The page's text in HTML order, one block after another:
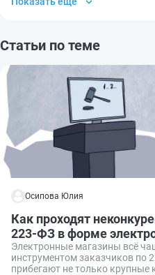
Статьи по теме
Осипова Юлия
Как проходят
223-ФЗ в форме
Электронные магазины всё
инструментом заказчиков по
прибегают не только крупные